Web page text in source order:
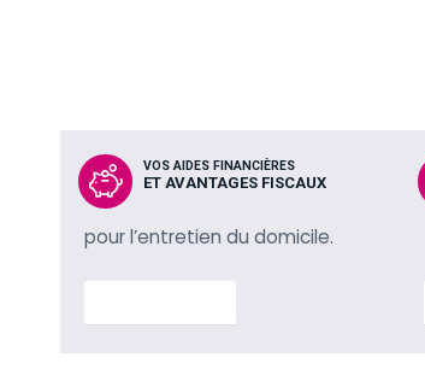
VOS AIDES FINANCIÈRES
ET AVANTAGES FISCAUX
pour l’entretien du domicile.